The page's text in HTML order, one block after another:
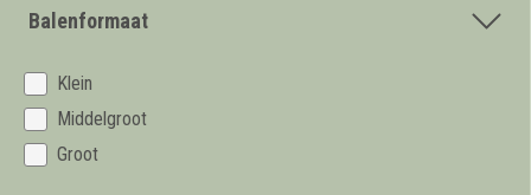
Balenformaat
Klein
Middelgroot
Groot